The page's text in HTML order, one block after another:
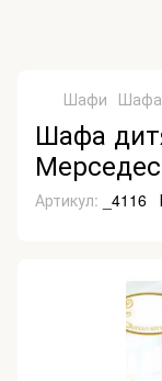
Шафи Шафа
Шафа
Мерседес
Артикул: _4116